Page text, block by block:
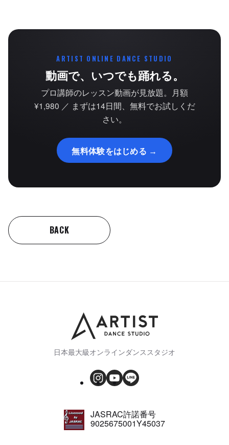
ARTIST ONLINE DANCE STUDIO
動画で、いつでも踊れる。
プロ講師のレッスン動画が見放題。月額
¥1,980 ／ まずは14日間、無料でお試しくだ
さい。
無料体験をはじめる →
BACK
日本最大級オンラインダンススタジオ
JASRAC許諾番号
9025675001Y45037